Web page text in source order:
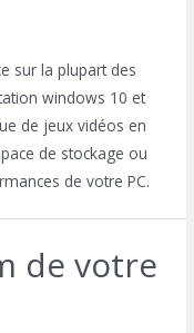
sur la plupart des
windows 10 et
de jeux vidéos en
de stockage ou
de votre PC.
de votre